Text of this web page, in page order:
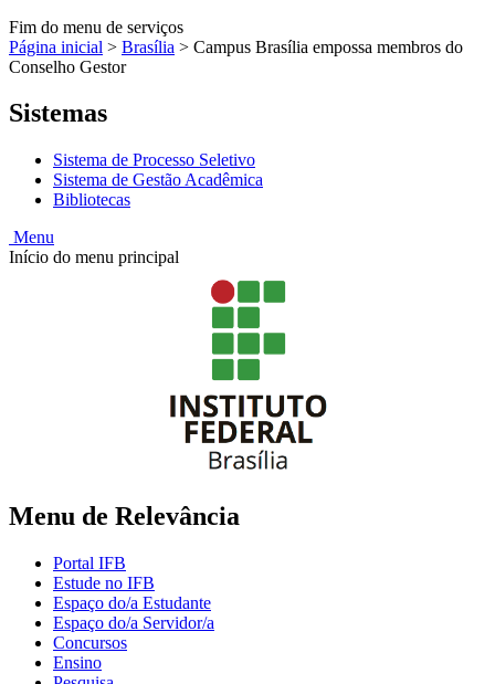
Fim do menu de serviços
Página inicial > Brasília > Campus Brasília empossa membros do
Conselho Gestor
Sistemas
Sistema de Processo Seletivo
Sistema de Gestão Acadêmica
Bibliotecas
Menu
Início do menu principal
Menu de Relevância
Portal IFB
Estude no IFB
Espaço do/a Estudante
Espaço do/a Servidor/a
Concursos
Ensino